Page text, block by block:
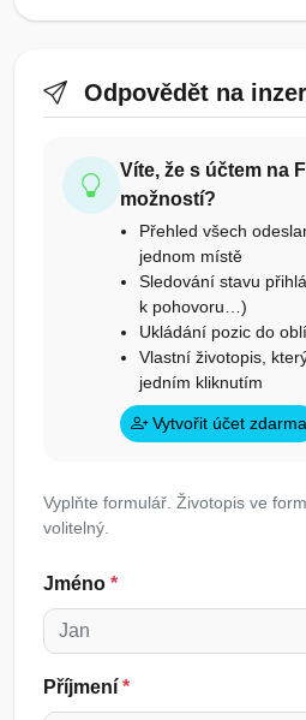
Odpovědět na
Víte, že s účtem na
možností?
Přehled všech
jednom místě
Sledování stavu
k pohovoru…)
Ukládání pozic do
Vlastní životopis,
jedním kliknutím
Vytvořit účet zdarma
Vyplňte formulář. Životopis ve
volitelný.
Jméno *
Příjmení *